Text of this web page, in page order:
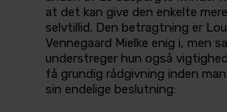
at det kan give den enkelte mere
selvtillid. Den betragtning er
Vennegaard Mielke enig i, men
understreger hun også
få grundig rådgivning inden
sin endelige beslutning: